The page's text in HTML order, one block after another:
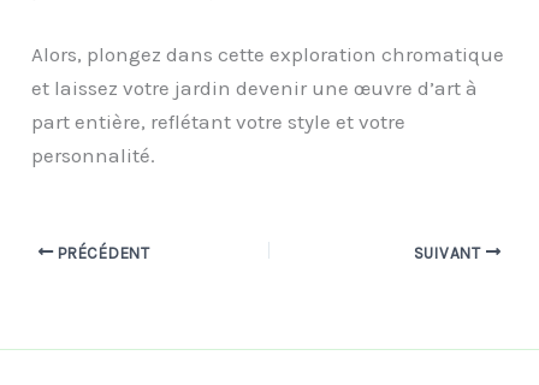
Alors, plongez dans cette exploration chromatique
et laissez votre jardin devenir une œuvre d’art à
part entière, reflétant votre style et votre
personnalité.
PRÉCÉDENT SUIVANT